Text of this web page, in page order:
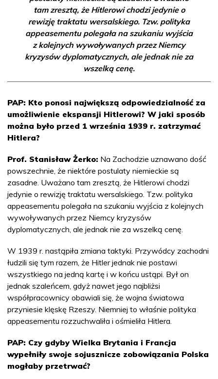
tam zresztą, że Hitlerowi chodzi jedynie o
rewizję traktatu wersalskiego. Tzw. polityka
appeasementu polegała na szukaniu wyjścia
z kolejnych wywoływanych przez Niemcy
kryzysów dyplomatycznych, ale jednak nie za
wszelką cenę.
PAP: Kto ponosi największą odpowiedzialność za
umożliwienie ekspansji Hitlerowi? W jaki sposób
można było przed 1 września 1939 r. zatrzymać
Hitlera?
Prof. Stanisław Żerko: Na Zachodzie uznawano dość
powszechnie, że niektóre postulaty niemieckie są
zasadne. Uważano tam zresztą, że Hitlerowi chodzi
jedynie o rewizję traktatu wersalskiego. Tzw. polityka
appeasementu polegała na szukaniu wyjścia z kolejnych
wywoływanych przez Niemcy kryzysów
dyplomatycznych, ale jednak nie za wszelką cenę.
W 1939 r. nastąpiła zmiana taktyki. Przywódcy zachodni
łudzili się tym razem, że Hitler jednak nie postawi
wszystkiego na jedną kartę i w końcu ustąpi. Był on
jednak szaleńcem, gdyż nawet jego najbliżsi
współpracownicy obawiali się, że wojna światowa
przyniesie klęskę Rzeszy. Niemniej to właśnie polityka
appeasementu rozzuchwaliła i ośmieliła Hitlera.
PAP: Czy gdyby Wielka Brytania i Francja
wypełniły swoje sojusznicze zobowiązania Polska
mogłaby przetrwać?